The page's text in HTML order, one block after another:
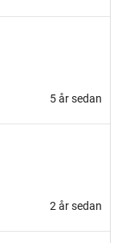
5 år sedan
2 år sedan